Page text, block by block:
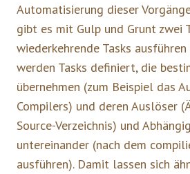
Automatisierung dieser
gibt es mit Gulp und Grunt zwei
wiederkehrende Tasks ausführen
werden Tasks definiert, die
übernehmen (zum Beispiel das
Compilers) und deren Auslöser
Source-Verzeichnis) und
untereinander (nach dem
ausführen). Damit lassen sich